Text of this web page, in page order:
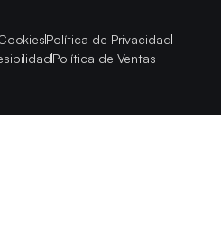
Política de Privacidad
Política de Ventas